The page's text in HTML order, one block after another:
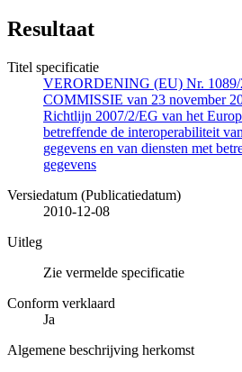
Resultaat
Titel specificatie
VERORDENING (EU) Nr.
COMMISSIE van 23 november
Richtlijn 2007/2/EG van het
betreffende de interoperabiliteit
gegevens en van diensten met
gegevens
Versiedatum (Publicatiedatum)
2010-12-08
Uitleg
Zie vermelde specificatie
Conform verklaard
Ja
Algemene beschrijving herkomst